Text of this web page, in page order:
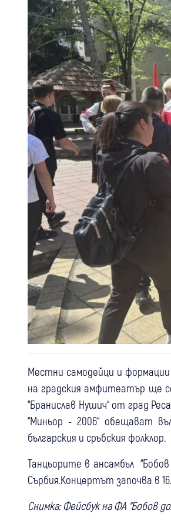
Местни самодейци и
на градския амфитеатър ще
“Бранислав Нушич“ от град
“Миньор - 2006“ обещават
българския и сръбския фолклор.
Танцьорите в ансамбъл
Сърбия.Концертът започва в
Снимка: Фейсбук на ФА “Бобов